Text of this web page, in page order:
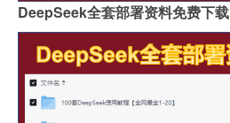
DeepSeek全套部署资料免费下载